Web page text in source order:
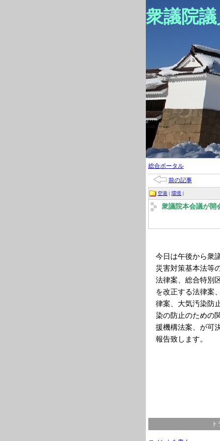
衆議院
総合ポータル
前の記事
空港 | 環境 |
衆議院本会議が開
今日は午後から衆
災害対策基本法等
法律案、総合特別
を改正する法律案
律案、大気汚染防
染の防止のための
援機構法案、が可
報告致します。